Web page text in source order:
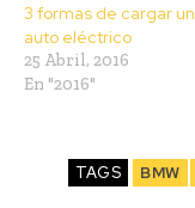
3 formas de cargar un
auto eléctrico
25 Abril, 2016
En "2016"
TAGS BMW